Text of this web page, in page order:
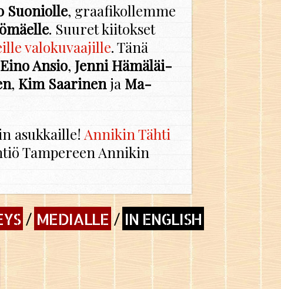
Suo­niol­le, graa­fi­kol­lem­me
. Suu­ret kii­tok­set
va­lo­ku­vaa­jil­le. Tänä
Eino Ansio, Jenni Hä­mä­läi­
, Kim Saa­ri­nenja Ma­
asuk­kail­le! An­ni­kin Tähti
Tam­pe­reen An­ni­kin
MEDIALLE IN ENGLISH